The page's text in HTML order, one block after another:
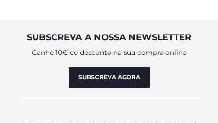
SUBSCREVA A NOSSA NEWSLETTER
Ganhe 10€ de desconto na sua compra online
SUBSCREVA AGORA